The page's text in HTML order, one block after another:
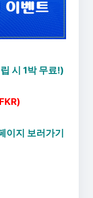
시 1박 무료!)
이지 보러가기